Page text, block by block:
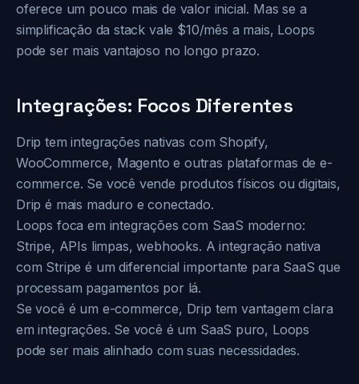
oferece um pouco mais de valor inicial. Mas se a
simplificação da stack vale $10/mês a mais, Loops
pode ser mais vantajoso no longo prazo.
Integrações: Focos Diferentes
Drip tem integrações nativas com Shopify,
WooCommerce, Magento e outras plataformas de e-
commerce. Se você vende produtos físicos ou digitais,
Drip é mais maduro e conectado.
Loops foca em integrações com SaaS moderno:
Stripe, APIs limpas, webhooks. A integração nativa
com Stripe é um diferencial importante para SaaS que
processam pagamentos por lá.
Se você é um e-commerce, Drip tem vantagem clara
em integrações. Se você é um SaaS puro, Loops
pode ser mais alinhado com suas necessidades.